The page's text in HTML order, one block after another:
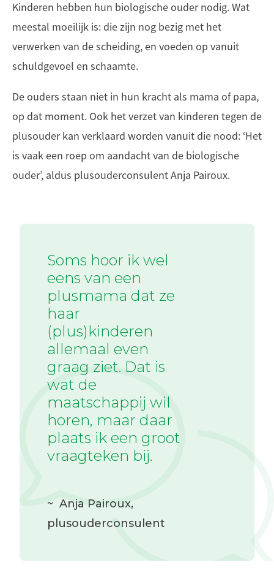
Kinderen hebben hun biologische ouder nodig. Wat
meestal moeilijk is: die zijn nog bezig met het
verwerken van de scheiding, en voeden op vanuit
schuldgevoel en schaamte.
De ouders staan niet in hun kracht als mama of papa,
op dat moment. Ook het verzet van kinderen tegen de
plusouder kan verklaard worden vanuit die nood: ‘Het
is vaak een roep om aandacht van de biologische
ouder’, aldus plusouderconsulent Anja Pairoux.
Soms hoor ik wel
eens van een
plusmama dat ze
haar
(plus)kinderen
allemaal even
graag ziet. Dat is
wat de
maatschappij wil
horen, maar daar
plaats ik een groot
vraagteken bij.
~ Anja Pairoux,
plusouderconsulent